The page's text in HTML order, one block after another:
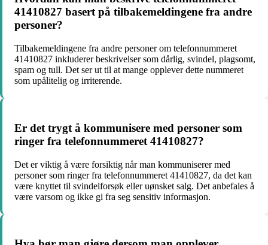
41410827 basert på tilbakemeldingene fra andre
personer?
Tilbakemeldingene fra andre personer om telefonnummeret
41410827 inkluderer beskrivelser som dårlig, svindel, plagsomt,
spam og tull. Det ser ut til at mange opplever dette nummeret
som upålitelig og irriterende.
Er det trygt å kommunisere med personer som
ringer fra telefonnummeret 41410827?
Det er viktig å være forsiktig når man kommuniserer med
personer som ringer fra telefonnummeret 41410827, da det kan
være knyttet til svindelforsøk eller uønsket salg. Det anbefales å
være varsom og ikke gi fra seg sensitiv informasjon.